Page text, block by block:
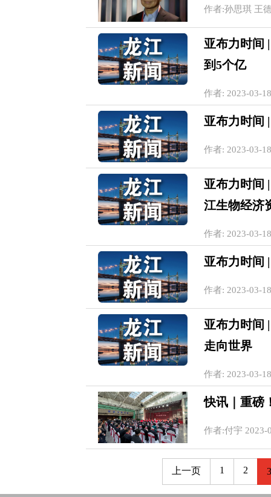
作者:孙思琪 王
亚布力时间
到5个亿
作者: 2023-03-
亚布力时间
作者: 2023-03-
亚布力时间
江生物经济
作者: 2023-03-
亚布力时间
作者: 2023-03-
亚布力时间
走向世界
作者: 2023-03-
快讯｜重磅
作者:付宇 2023-
上一页 1 2 3